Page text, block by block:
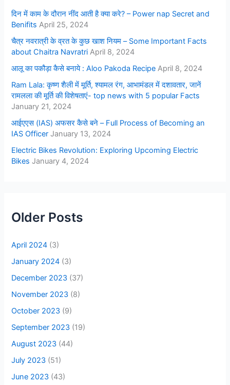
दिन में काम के दौरान नींद आती है क्या करे? – Power nap Secret and
Benifits April 25, 2024
चैत्र नवरात्री के व्रत के कुछ खाश नियम – Some Important Facts
about Chaitra Navratri April 8, 2024
आलू का पकौड़ा कैसे बनाये : Aloo Pakoda Recipe April 8, 2024
Ram Lala: कृष्ण शैली में मूर्ति, श्यामल रंग, आभामंडल में दशावतार, जानें
रामलला की मूर्ति की विशेषताएं- top news with 5 popular Facts
January 21, 2024
आईएएस (IAS) अफसर कैसे बने – Full Process of Becoming an
IAS Officer January 13, 2024
Electric Bikes Revolution: Exploring Upcoming Electric
Bikes January 4, 2024
Older Posts
April 2024 (3)
January 2024 (3)
December 2023 (37)
November 2023 (8)
October 2023 (9)
September 2023 (19)
August 2023 (44)
July 2023 (51)
June 2023 (43)